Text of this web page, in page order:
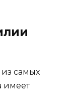
самых
имеет